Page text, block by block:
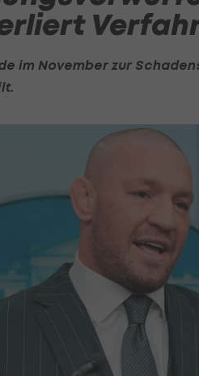
im November zur